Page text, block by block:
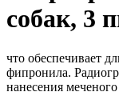
собак, 3
что обеспечивает
фипронила.
нанесения